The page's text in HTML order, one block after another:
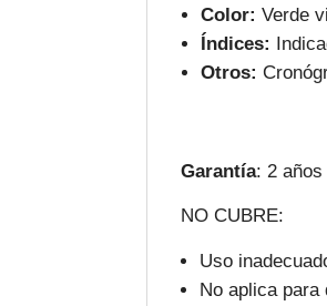
Color: Verde
Índices:
Otros:
Garantía: 2 años
NO CUBRE:
Uso
No aplica para